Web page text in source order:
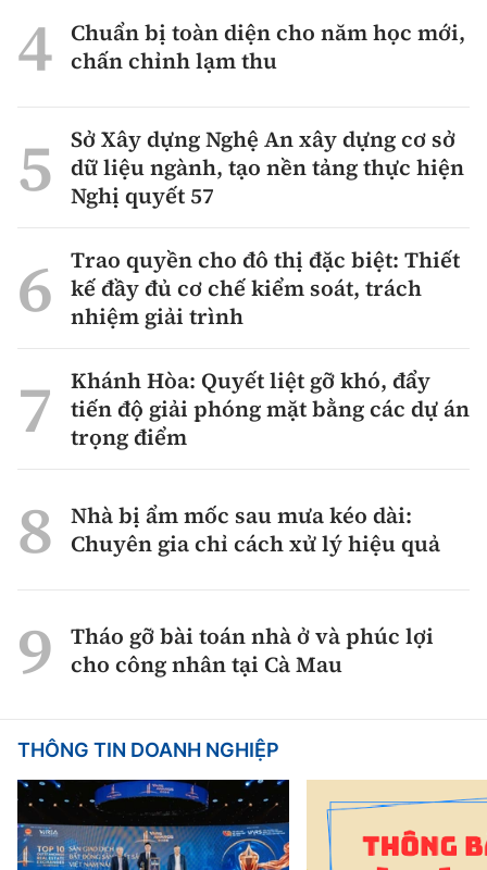
Chuẩn bị toàn diện cho năm học mới,
chấn chỉnh lạm thu
Sở Xây dựng Nghệ An xây dựng cơ sở
dữ liệu ngành, tạo nền tảng thực hiện
Nghị quyết 57
Trao quyền cho đô thị đặc biệt: Thiết
kế đầy đủ cơ chế kiểm soát, trách
nhiệm giải trình
Khánh Hòa: Quyết liệt gỡ khó, đẩy
tiến độ giải phóng mặt bằng các dự án
trọng điểm
Nhà bị ẩm mốc sau mưa kéo dài:
Chuyên gia chỉ cách xử lý hiệu quả
Tháo gỡ bài toán nhà ở và phúc lợi
cho công nhân tại Cà Mau
THÔNG TIN DOANH NGHIỆP